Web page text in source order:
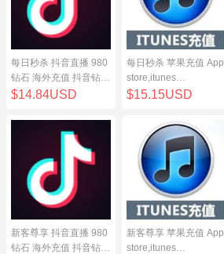
每日秒杀 抖音直播 980
钻石 海外充值 抖音钻石
（原抖币）98元
$14.84USD
每日秒杀 苹果充值 App
store,itunes
store,iphone,ipad中国
$15.15USD
新客尊享 抖音直播 980
钻石 海外充值 抖音钻石
新客尊享 苹果充值 App
store,itunes